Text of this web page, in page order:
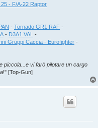
- F/A-22 Raptor
- Tornado GR1 RAF -
- D3A1 VAL -
Gruppi Caccia - Eurofighter -
piccola...e vi farò pilotare un cargo
!" [Top-Gun]